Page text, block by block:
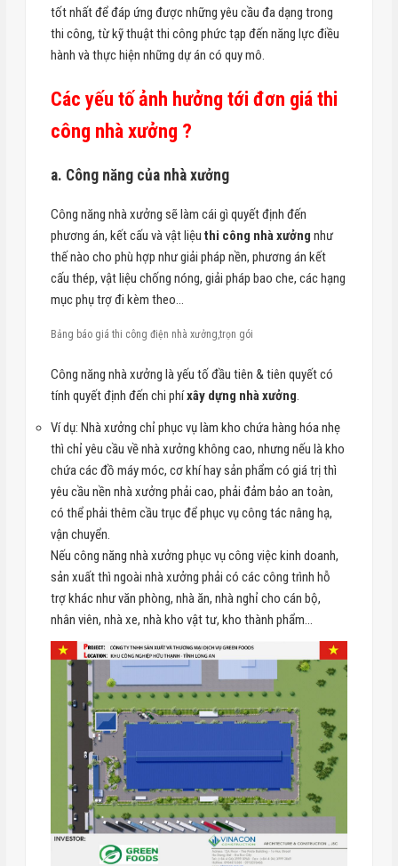
tốt nhất để đáp ứng được những yêu cầu đa dạng trong
thi công, từ kỹ thuật thi công phức tạp đến năng lực điều
hành và thực hiện những dự án có quy mô.
Các yếu tố ảnh hưởng tới đơn giá thi
công nhà xưởng ?
a. Công năng của nhà xưởng
Công năng nhà xưởng sẽ làm cái gì quyết định đến
phương án, kết cấu và vật liệu thi công nhà xưởng như
thế nào cho phù hợp như giải pháp nền, phương án kết
cấu thép, vật liệu chống nóng, giải pháp bao che, các hạng
mục phụ trợ đi kèm theo…
Bảng báo giá thi công điện nhà xưởng,trọn gói
Công năng nhà xưởng là yếu tố đầu tiên & tiên quyết có
tính quyết định đến chi phíxây dựng nhà xưởng.
Ví dụ: Nhà xưởng chỉ phục vụ làm kho chứa hàng hóa nhẹ
thì chỉ yêu cầu về nhà xưởng không cao, nhưng nếu là kho
chứa các đồ máy móc, cơ khí hay sản phẩm có giá trị thì
yêu cầu nền nhà xưởng phải cao, phải đảm bảo an toàn,
có thể phải thêm cầu trục để phục vụ công tác nâng hạ,
vận chuyển.
Nếu công năng nhà xưởng phục vụ công việc kinh doanh,
sản xuất thì ngoài nhà xưởng phải có các công trình hỗ
trợ khác như văn phòng, nhà ăn, nhà nghỉ cho cán bộ,
nhân viên, nhà xe, nhà kho vật tư, kho thành phẩm…